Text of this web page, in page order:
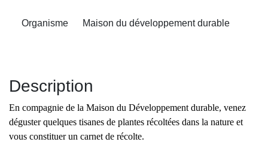
Organisme Maison du développement durable
Description
En compagnie de la Maison du Développement durable, venez
déguster quelques tisanes de plantes récoltées dans la nature et
vous constituer un carnet de récolte.